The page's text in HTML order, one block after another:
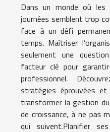
Dans un monde où les
journées semblent trop
face à un défi
temps. Maîtriser
seulement une
facteur clé pour
professionnel.
stratégies éprouvées
transformer la gestion
de croissance, à ne pas
qui suivent.Planifier